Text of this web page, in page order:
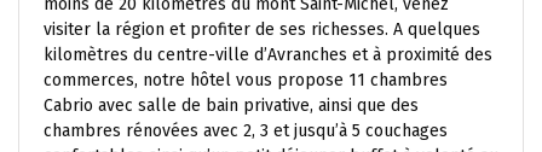
moins de 20 kilomètres du mont Saint-Michel, venez
visiter la région et profiter de ses richesses. A quelques
kilomètres du centre-ville d’Avranches et à proximité des
commerces, notre hôtel vous propose 11 chambres
Cabrio avec salle de bain privative, ainsi que des
chambres rénovées avec 2, 3 et jusqu’à 5 couchages